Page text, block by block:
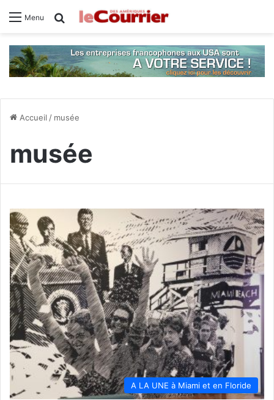
Menu Rechercher
Accueil / musée
musée
A LA UNE à Miami et en Floride